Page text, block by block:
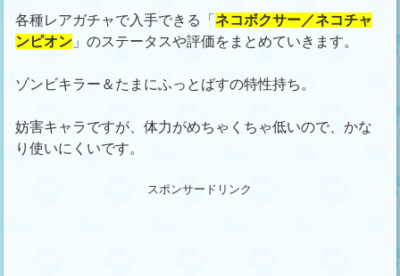
各種レアガチャで入手できる「ネコボクサー／ネコチャ
ンピオン 」のステータスや評価をまとめていきます。
ゾンビキラー＆たまにふっとばすの特性持ち。
妨害キャラですが、体力がめちゃくちゃ低いので、かな
り使いにくいです。
スポンサードリンク